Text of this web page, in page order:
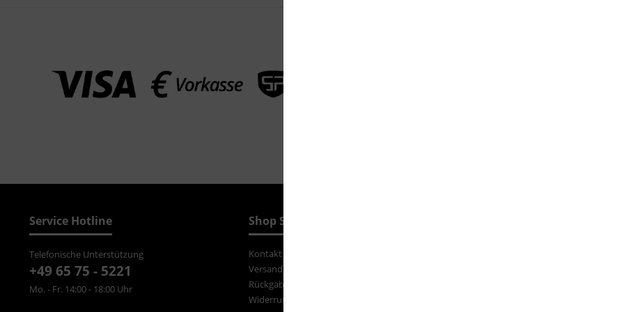
Service Hotline
Telefonische Unterstützung
+49 65 75 - 5221
Mo. - Fr. 14:00 - 18:00 Uhr
Shop Service
Kontakt
Versand und Zahlungsbedingungen
Rückgabe
Widerrufsrecht